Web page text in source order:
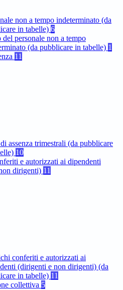
non a tempo indeterminato (da
in tabelle) 6
del personale non a tempo
(da pubblicare in tabelle) 1
11
assenza trimestrali (da pubblicare
10
e autorizzati ai dipendenti
dirigenti) 11
conferiti e autorizzati ai
(dirigenti e non dirigenti) (da
in tabelle) 11
collettiva 5